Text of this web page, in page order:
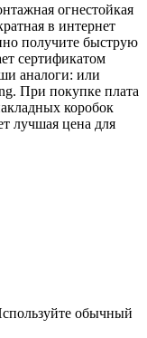
огнестойкая
в интернет
получите быструю
сертификатом
аналоги: или
При покупке плата
коробок
лучшая цена для
обычный